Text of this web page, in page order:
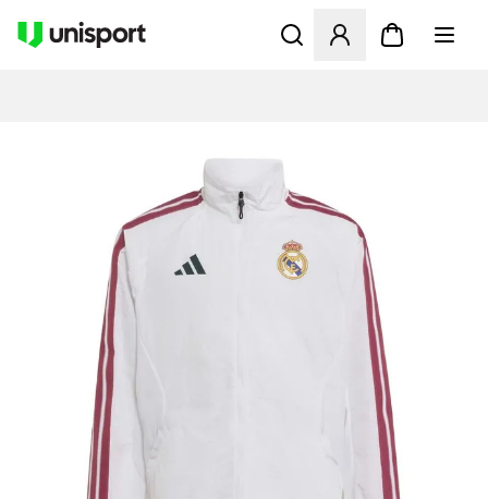
Åbner en Modal til at